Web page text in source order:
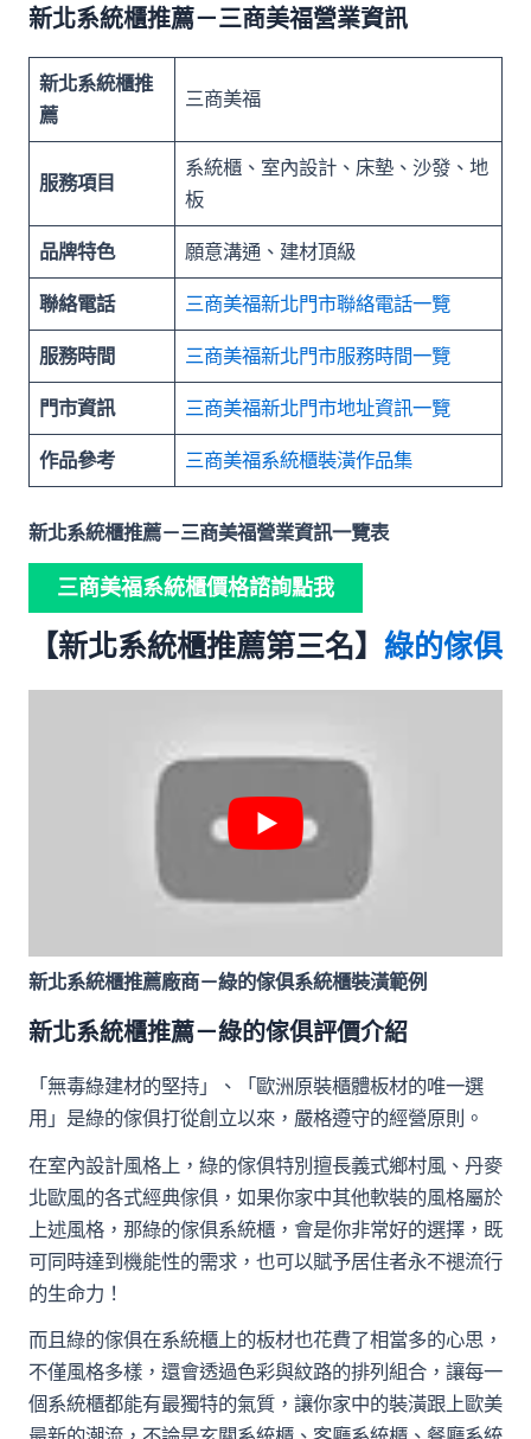
新北系統櫃推薦－三商美福營業資訊
新北系統櫃推
薦
三商美福
服務項目
系統櫃、室內設計、床墊、沙發、地
板
品牌特色 願意溝通、建材頂級
聯絡電話 三商美福新北門市聯絡電話一覽
服務時間 三商美福新北門市服務時間一覽
門市資訊 三商美福新北門市地址資訊一覽
作品參考 三商美福系統櫃裝潢作品集
新北系統櫃推薦－三商美福營業資訊一覽表
三商美福系統櫃價格諮詢點我
【新北系統櫃推薦第三名】 綠的傢俱
新北系統櫃推薦廠商－綠的傢俱系統櫃裝潢範例
新北系統櫃推薦－綠的傢俱評價介紹
「無毒綠建材的堅持」、「歐洲原裝櫃體板材的唯一選
用」是綠的傢俱打從創立以來，嚴格遵守的經營原則。
在室內設計風格上，綠的傢俱特別擅長義式鄉村風、丹麥
北歐風的各式經典傢俱，如果你家中其他軟裝的風格屬於
上述風格，那綠的傢俱系統櫃，會是你非常好的選擇，既
可同時達到機能性的需求，也可以賦予居住者永不褪流行
的生命力！
而且綠的傢俱在系統櫃上的板材也花費了相當多的心思，
不僅風格多樣，還會透過色彩與紋路的排列組合，讓每一
個系統櫃都能有最獨特的氣質，讓你家中的裝潢跟上歐美